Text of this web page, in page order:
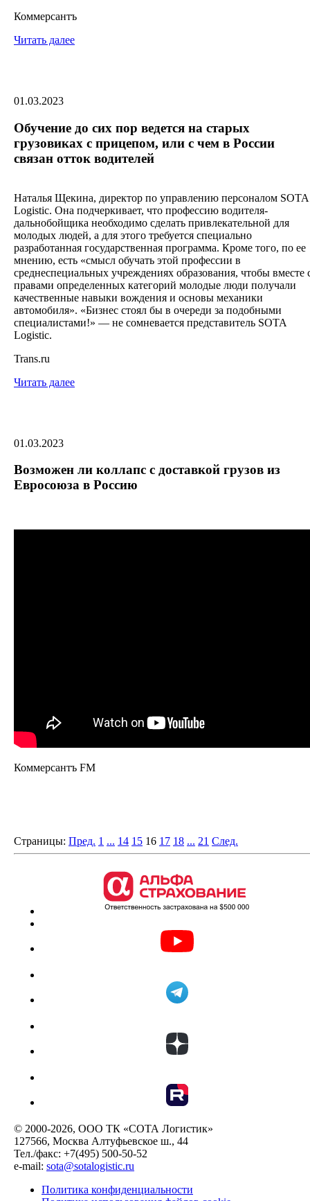
Коммерсантъ
Читать далее
01.03.2023
Обучение до сих пор ведется на старых
грузовиках с прицепом, или c чем в России
связан отток водителей
Наталья Щекина, директор по управлению персоналом SOTA
Logistic. Она подчеркивает, что профессию водителя-
дальнобойщика необходимо сделать привлекательной для
молодых людей, а для этого требуется специально
разработанная государственная программа. Кроме того, по ее
мнению, есть «смысл обучать этой профессии в
среднеспециальных учреждениях образования, чтобы вместе
правами определенных категорий молодые люди получали
качественные навыки вождения и основы механики
автомобиля». «Бизнес стоял бы в очереди за подобными
специалистами!» — не сомневается представитель SOTA
Logistic.
Trans.ru
Читать далее
01.03.2023
Возможен ли коллапс с доставкой грузов из
Евросоюза в Россию
Коммерсантъ FM
Страницы: Пред. 1 ... 14 15 16 17 18 ... 21 След.
© 2000-2026, ООО ТК «СОТА Логистик»
127566, Москва Алтуфьевское ш., 44
Тел./факс: +7(495) 500-50-52
e-mail: sota@sotalogistic.ru
Политика конфиденциальности